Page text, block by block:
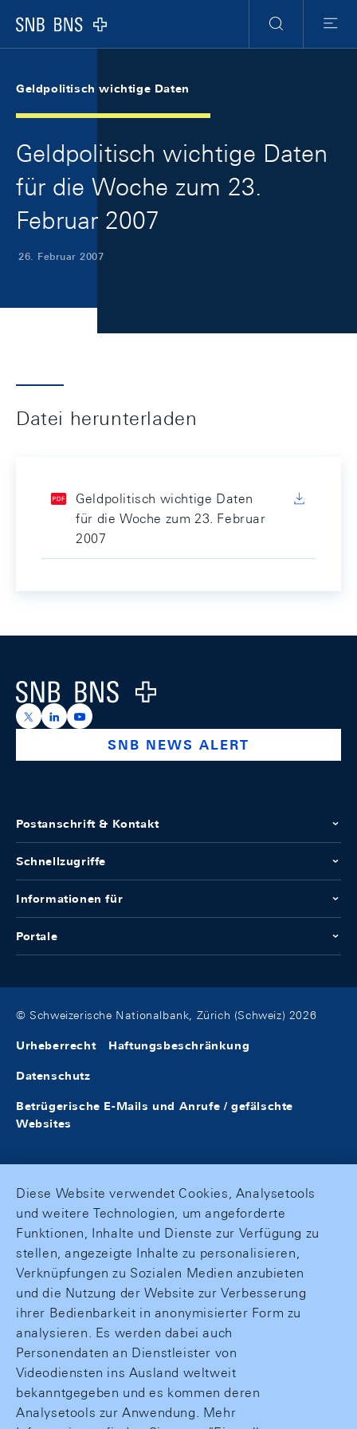
Logo
Suche
Menu
Geldpolitisch wichtige Daten
Geldpolitisch wichtige Daten
für die Woche zum 23.
Februar 2007
26. Februar 2007
Datei herunterladen
Geldpolitisch wichtige Daten
für die Woche zum 23. Februar
2007
Logo
https://x.com/snb_bns
https://ch.linkedin.com/company/swiss-national-
https://www.youtube.com/@swissnationalbank
SNB NEWS ALERT
Postanschrift & Kontakt
Schnellzugriffe
Informationen für
Portale
© Schweizerische Nationalbank, Zürich (Schweiz) 2026
Urheberrecht Haftungsbeschränkung
Datenschutz
Betrügerische E-Mails und Anrufe / gefälschte
Websites
Diese Website verwendet Cookies, Analysetools
und weitere Technologien, um angeforderte
Funktionen, Inhalte und Dienste zur Verfügung zu
stellen, angezeigte Inhalte zu personalisieren,
Verknüpfungen zu Sozialen Medien anzubieten
und die Nutzung der Website zur Verbesserung
ihrer Bedienbarkeit in anonymisierter Form zu
analysieren. Es werden dabei auch
Personendaten an Dienstleister von
Videodiensten ins Ausland weltweit
bekanntgegeben und es kommen deren
Analysetools zur Anwendung. Mehr